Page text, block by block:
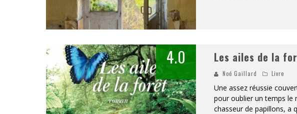
4.0 Les ailes de la
Noé Gaillard Livre
Une assez réussie
pour oublier un temps le
chasseur de papillons, a